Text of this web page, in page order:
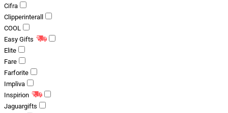
Cifra
Clipperinterall
COOL
Easy Gifts
Elite
Fare
Farforite
Impliva
Inspirion
Jaguargifts